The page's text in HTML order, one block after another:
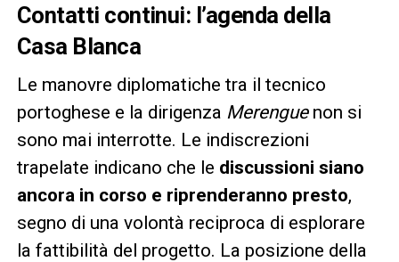
Contatti continui: l’agenda della
Casa Blanca
Le manovre diplomatiche tra il tecnico
portoghese e la dirigenza Merenguenon si
sono mai interrotte. Le indiscrezioni
trapelate indicano che le discussioni siano
ancora in corso e riprenderanno presto,
segno di una volontà reciproca di esplorare
la fattibilità del progetto. La posizione della